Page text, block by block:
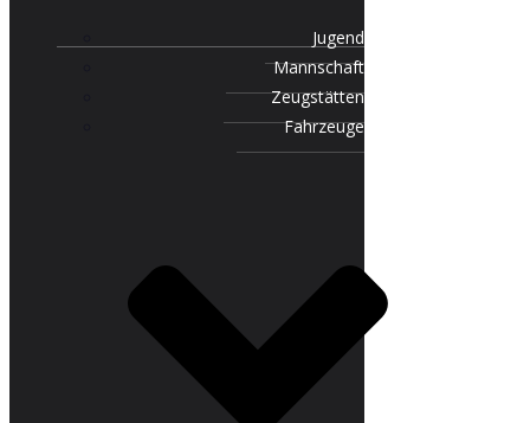
Jugend
Mannschaft
Zeugstätten
Fahrzeuge